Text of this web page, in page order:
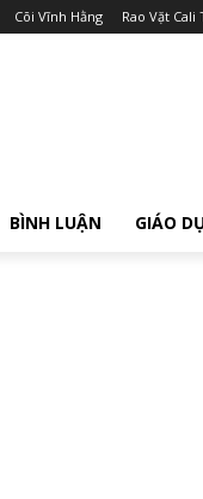
Cõi Vĩnh Hằng Rao Vặt Cali
BÌNH LUẬN GIÁO